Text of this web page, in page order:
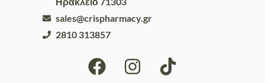
sales@crispharmacy.gr
2810 313857